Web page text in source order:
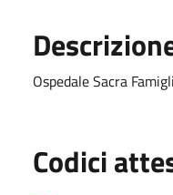
Ospedale Sacra
Codici